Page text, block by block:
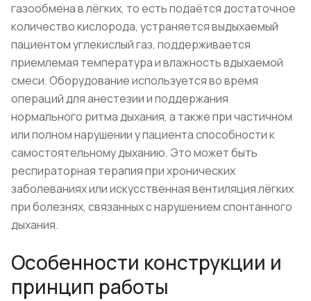
газообмена в лёгких, то есть подаётся достаточное
количество кислорода, устраняется выдыхаемый
пациентом углекислый газ, поддерживается
приемлемая температура и влажность вдыхаемой
смеси. Оборудование используется во время
операций для анестезии и поддержания
нормального ритма дыхания, а также при частичном
или полном нарушении у пациента способности к
самостоятельному дыханию. Это может быть
респираторная терапия при хронических
заболеваниях или искусственная вентиляция лёгких
при болезнях, связанных с нарушением спонтанного
дыхания.
Особенности конструкции и
принцип работы